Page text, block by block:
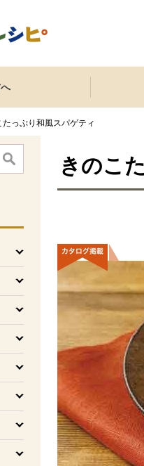
たっぷり和風スパゲティ
す。
きのこ